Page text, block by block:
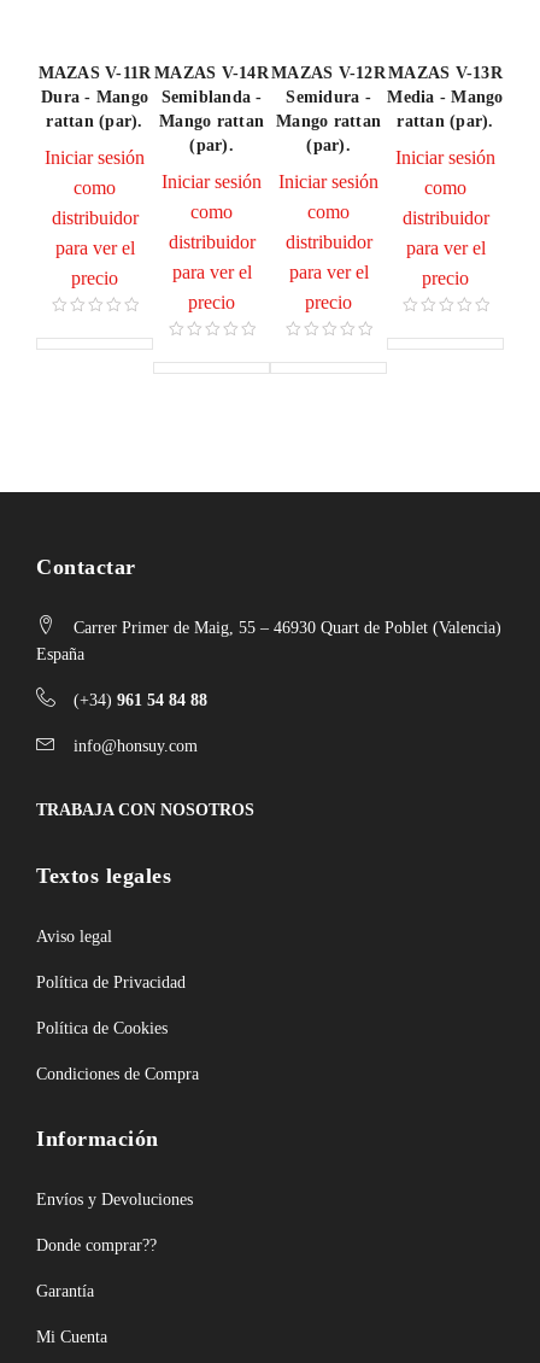
MAZAS V-11R
Dura - Mango
rattan (par).
Iniciar sesión
como
distribuidor
para ver el
precio
MAZAS V-14R
Semiblanda -
Mango rattan
(par).
Iniciar sesión
como
distribuidor
para ver el
precio
MAZAS V-12R
Semidura -
Mango rattan
(par).
Iniciar sesión
como
distribuidor
para ver el
precio
MAZAS V-13R
Media - Mango
rattan (par).
Iniciar sesión
como
distribuidor
para ver el
precio
Contactar
Carrer Primer de Maig, 55 – 46930 Quart de Poblet (Valencia)
España
(+34) 961 54 84 88
info@honsuy.com
TRABAJA CON NOSOTROS
Textos legales
Aviso legal
Política de Privacidad
Política de Cookies
Condiciones de Compra
Información
Envíos y Devoluciones
Donde comprar??
Garantía
Mi Cuenta